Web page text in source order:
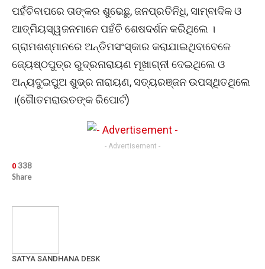
ପହଁଚିବାପରେ ତାଙ୍କର ଶୁଭେଛୁ, ଜନପ୍ରତିନିଧି, ସାମ୍ବାଦିକ ଓ
ଆତ୍ମିୟସ୍ୱଜନମାନେ ପହଁଚି ଶେଷଦର୍ଶନ କରିଥିଲେ ।
ଗ୍ରାମଶଶ୍ମାନରେ ଅନ୍ତିମସଂସ୍କାର କରାଯାଇଥିବାବେଳେ
ଜ୍ୟେଷ୍ଠପୁତ୍ର ରୁଦ୍ରନାରାୟଣ ମୂଖାଗ୍ନୀ ଦେଇଥିଲେ ଓ
ଅନ୍ୟଦୁଇପୁଅ ଶୁଭ୍ର ନାରାୟଣ, ସତ୍ୟରଞ୍ଜନ ଉପସ୍ଥିତଥିଲେ
।(ଗୈାତମରାଉତଙ୍କ ରିପୋର୍ଟ)
- Advertisement -
0 338
Share
SATYA SANDHANA DESK